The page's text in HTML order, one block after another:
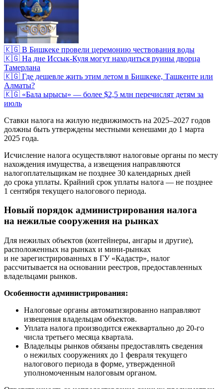
🇰🇬 В Бишкеке провели церемонию чествования воды
🇰🇬 На дне Иссык-Куля могут находиться руины дворца
Тамерлана
🇰🇬 Где дешевле жить этим летом в Бишкеке, Ташкенте или
Алматы?
🇰🇬 «Бала ырысы» — более $2,5 млн перечислят детям за
июль
Ставки налога на жилую недвижимость на 2025–2027 годов
должны быть утверждены местными кенешами до 1 марта
2025 года.
Исчисление налога осуществляют налоговые органы по месту
нахождения имущества, а извещения направляются
налогоплательщикам не позднее 30 календарных дней
до срока уплаты. Крайний срок уплаты налога — не позднее
1 сентября текущего налогового периода.
Новый порядок администрирования налога
на нежилые сооружения на рынках
Для нежилых объектов (контейнеры, ангары и другие),
расположенных на рынках и мини-рынках
и не зарегистрированных в ГУ «Кадастр», налог
рассчитывается на основании реестров, предоставленных
владельцами рынков.
Особенности администрирования:
Налоговые органы автоматизированно направляют
извещения владельцам объектов.
Уплата налога производится ежеквартально до 20-го
числа третьего месяца квартала.
Владельцы рынков обязаны предоставлять сведения
о нежилых сооружениях до 1 февраля текущего
налогового периода в форме, утвержденной
уполномоченным налоговым органом.